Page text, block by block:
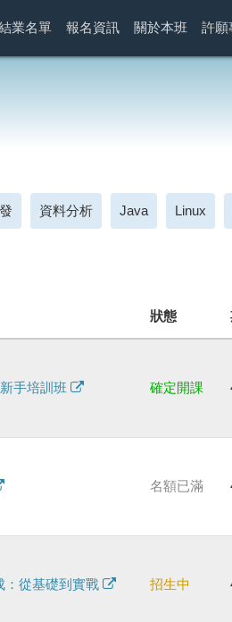
業名單 報名資訊 關於本班 許願
資料分析 Java Linux
狀態
手培訓班 確定開課
名額已滿
：從基礎到實戰 招生中